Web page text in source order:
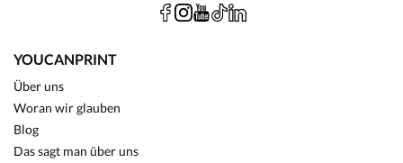
YOUCANPRINT
Über uns
Woran wir glauben
Blog
Das sagt man über uns